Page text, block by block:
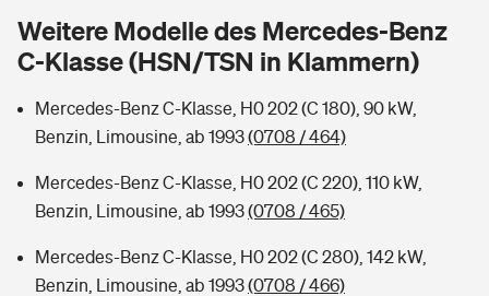
Wer versichert was: Jetzt Versicherer finden
Sie haben Fragen?
Musikinstrumentenversicherung
Typklassen: So ist Ihr Auto eingestuft
Weitere Modelle des Mercedes-Benz
C-Klasse (HSN/TSN in Klammern)
Mercedes-Benz C-Klasse, H0 202 (C 180), 90 kW,
Benzin, Limousine, ab 1993(0708 / 464)
Mercedes-Benz C-Klasse, H0 202 (C 220), 110 kW,
Benzin, Limousine, ab 1993(0708 / 465)
Mercedes-Benz C-Klasse, H0 202 (C 280), 142 kW,
Benzin, Limousine, ab 1993(0708 / 466)